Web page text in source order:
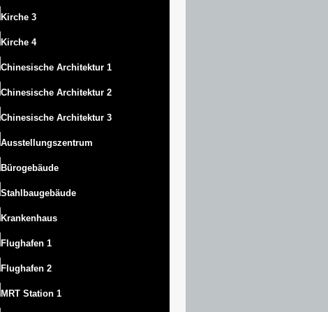
Kirche 3
Kirche 4
Chinesische Architektur 1
Chinesische Architektur 2
Chinesische Architektur 3
Ausstellungszentrum
Bürogebäude
Stahlbaugebäude
Krankenhaus
Flughafen 1
Flughafen 2
MRT Station 1